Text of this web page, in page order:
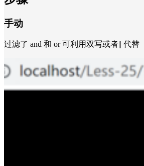
手动
过滤了 and 和 or 可利用双写或者|| 代替